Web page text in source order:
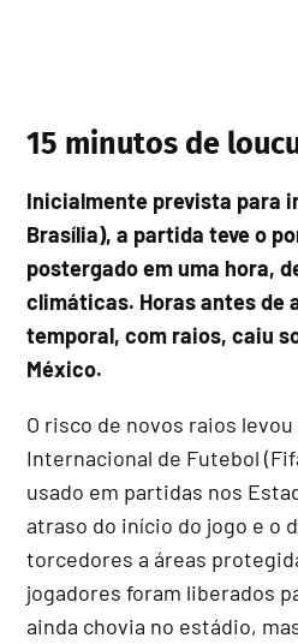
15 minutos de
Inicialmente prevista para
Brasília), a partida teve o
postergado em uma hora,
climáticas. Horas antes de
temporal, com raios, caiu
México.
O risco de novos raios levou
Internacional de Futebol
usado em partidas nos
atraso do início do jogo e o
torcedores a áreas
jogadores foram liberados
ainda chovia no estádio,